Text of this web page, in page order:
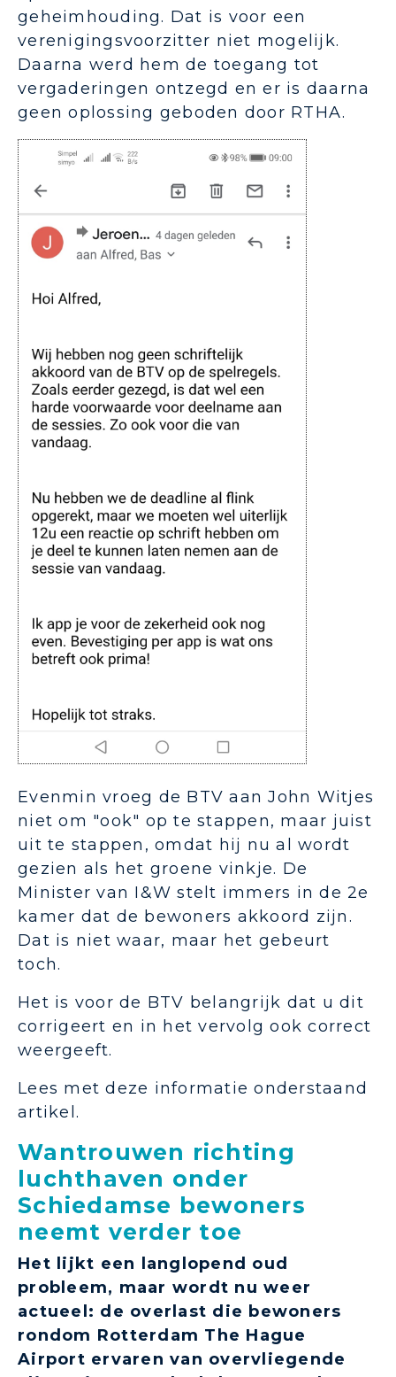
geheimhouding. Dat is voor een
verenigingsvoorzitter niet mogelijk.
Daarna werd hem de toegang tot
vergaderingen ontzegd en er is daarna
geen oplossing geboden door RTHA.
Evenmin vroeg de BTV aan John Witjes
niet om "ook" op te stappen, maar juist
uit te stappen, omdat hij nu al wordt
gezien als het groene vinkje. De
Minister van I&W stelt immers in de 2e
kamer dat de bewoners akkoord zijn.
Dat is niet waar, maar het gebeurt
toch.
Het is voor de BTV belangrijk dat u dit
corrigeert en in het vervolg ook correct
weergeeft.
Lees met deze informatie onderstaand
artikel.
Wantrouwen richting
luchthaven onder
Schiedamse bewoners
neemt verder toe
Het lijkt een langlopend oud
probleem, maar wordt nu weer
actueel: de overlast die bewoners
rondom Rotterdam The Hague
Airport ervaren van overvliegende